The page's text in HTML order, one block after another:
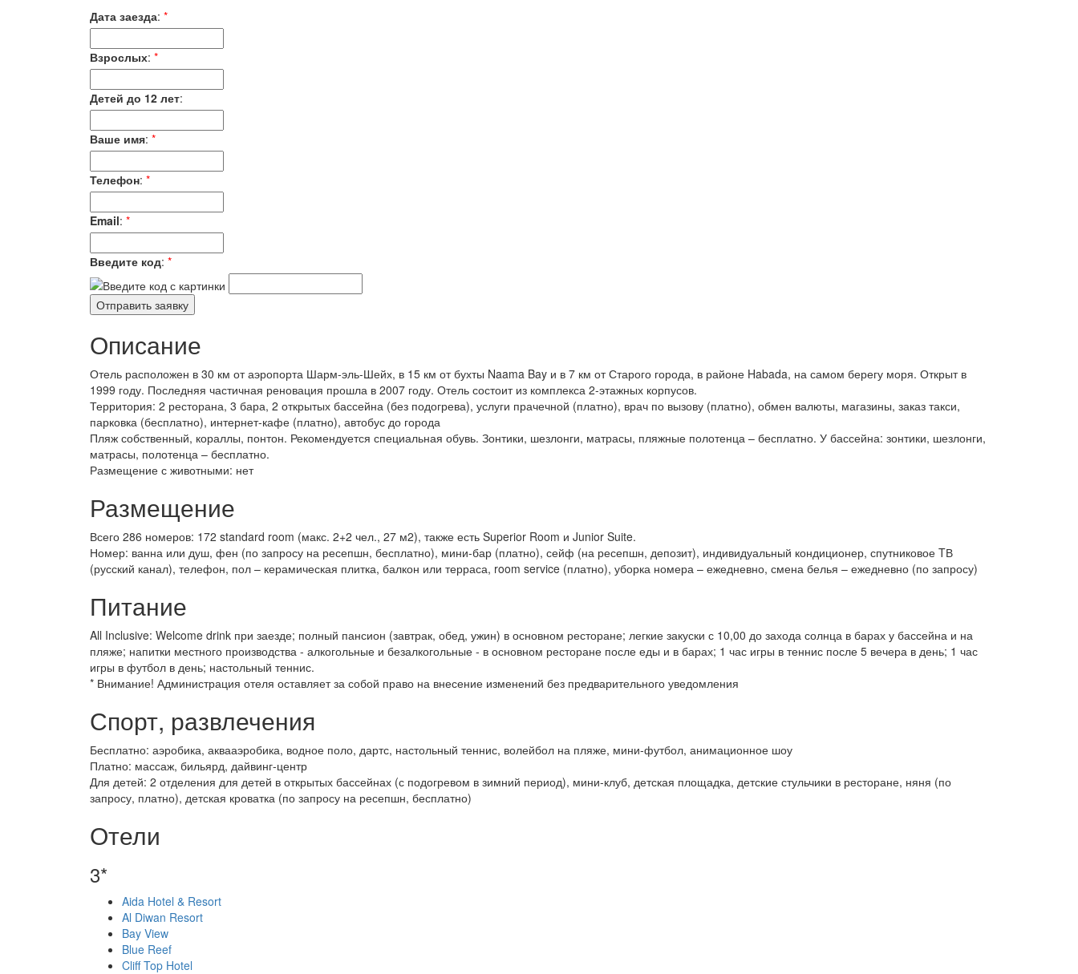
Дата заезда: *
Взрослых: *
Детей до 12 лет:
Ваше имя: *
Телефон: *
Email: *
Введите код: *
Описание
Отель расположен в 30 км от аэропорта Шарм-эль-Шейх, в 15 км от бухты Naama Bay и в 7 км от Старого города, в районе Habada, на самом берегу моря. Открыт в
1999 году. Последняя частичная реновация прошла в 2007 году. Отель состоит из комплекса 2-этажных корпусов.
Территория: 2 ресторана, 3 бара, 2 открытых бассейна (без подогрева), услуги прачечной (платно), врач по вызову (платно), обмен валюты, магазины, заказ такси,
парковка (бесплатно), интернет-кафе (платно), автобус до города
Пляж собственный, кораллы, понтон. Рекомендуется специальная обувь. Зонтики, шезлонги, матрасы, пляжные полотенца – бесплатно. У бассейна: зонтики, шезлонги,
матрасы, полотенца – бесплатно.
Размещение с животными: нет
Размещение
Всего 286 номеров: 172 standard room (макс. 2+2 чел., 27 м2), также есть Superior Room и Junior Suite.
Номер: ванна или душ, фен (по запросу на ресепшн, бесплатно), мини-бар (платно), сейф (на ресепшн, депозит), индивидуальный кондиционер, спутниковое TВ
(русский канал), телефон, пол – керамическая плитка, балкон или терраса, room service (платно), уборка номера – ежедневно, смена белья – ежедневно (по запросу)
Питание
All Inclusive: Welcome drink при заезде; полный пансион (завтрак, обед, ужин) в основном ресторане; легкие закуски с 10,00 до захода солнца в барах у бассейна и на
пляже; напитки местного производства - алкогольные и безалкогольные - в основном ресторане после еды и в барах; 1 час игры в теннис после 5 вечера в день; 1 час
игры в футбол в день; настольный теннис.
* Внимание! Администрация отеля оставляет за собой право на внесение изменений без предварительного уведомления
Спорт, развлечения
Бесплатно: аэробика, аквааэробика, водное поло, дартс, настольный теннис, волейбол на пляже, мини-футбол, анимационное шоу
Платно: массаж, бильярд, дайвинг-центр
Для детей: 2 отделения для детей в открытых бассейнах (с подогревом в зимний период), мини-клуб, детская площадка, детские стульчики в ресторане, няня (по
запросу, платно), детская кроватка (по запросу на ресепшн, бесплатно)
Отели
3*
Aida Hotel & Resort
Al Diwan Resort
Bay View
Blue Reef
Cliff Top Hotel